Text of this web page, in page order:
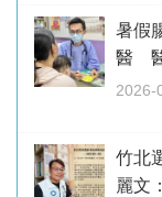
暑假
醫
2026-
竹北
麗文